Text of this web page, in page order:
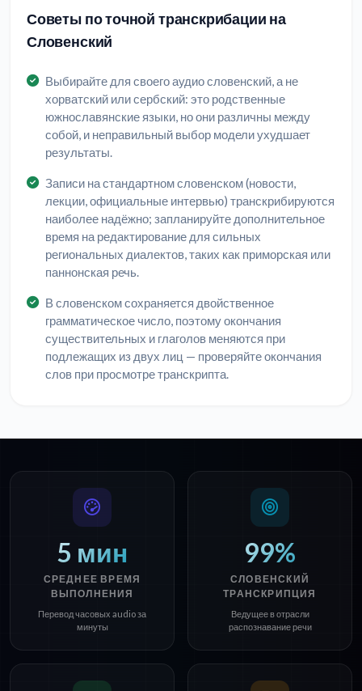
Советы по точной транскрибации на
Словенский
Выбирайте для своего аудио словенский, а не
хорватский или сербский: это родственные
южнославянские языки, но они различны между
собой, и неправильный выбор модели ухудшает
результаты.
Записи на стандартном словенском (новости,
лекции, официальные интервью) транскрибируются
наиболее надёжно; запланируйте дополнительное
время на редактирование для сильных
региональных диалектов, таких как приморская или
паннонская речь.
В словенском сохраняется двойственное
грамматическое число, поэтому окончания
существительных и глаголов меняются при
подлежащих из двух лиц — проверяйте окончания
слов при просмотре транскрипта.
5 мин
СРЕДНЕЕ ВРЕМЯ
ВЫПОЛНЕНИЯ
Перевод часовых audio за
минуты
99%
СЛОВЕНСКИЙ
ТРАНСКРИПЦИЯ
Ведущее в отрасли
распознавание речи